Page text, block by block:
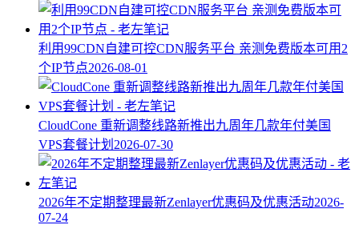
利用99CDN自建可控CDN服务平台 亲测免费版本可用2
个IP节点2026-08-01
CloudCone 重新调整线路新推出九周年几款年付美国
VPS套餐计划 2026-07-30
2026年不定期整理最新Zenlayer优惠码及优惠活动2026-
07-24